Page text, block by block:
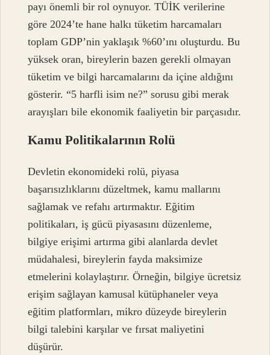
payı önemli bir rol oynuyor. TÜİK verilerine
göre 2024’te hane halkı tüketim harcamaları
toplam GDP’nin yaklaşık %60’ını oluşturdu. Bu
yüksek oran, bireylerin bazen gerekli olmayan
tüketim ve bilgi harcamalarını da içine aldığını
gösterir. “5 harfli isim ne?” sorusu gibi merak
arayışları bile ekonomik faaliyetin bir parçasıdır.
Kamu Politikalarının Rolü
Devletin ekonomideki rolü, piyasa
başarısızlıklarını düzeltmek, kamu mallarını
sağlamak ve refahı artırmaktır. Eğitim
politikaları, iş gücü piyasasını düzenleme,
bilgiye erişimi artırma gibi alanlarda devlet
müdahalesi, bireylerin fayda maksimize
etmelerini kolaylaştırır. Örneğin, bilgiye ücretsiz
erişim sağlayan kamusal kütüphaneler veya
eğitim platformları, mikro düzeyde bireylerin
bilgi talebini karşılar ve fırsat maliyetini
düşürür.